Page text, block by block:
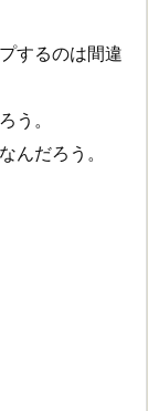
するのは間違
う。
んだろう。